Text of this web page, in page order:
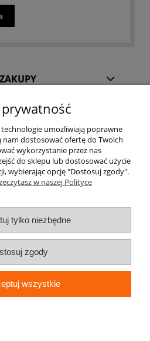
ZAKUPY
POMOC
O NAS
umożliwiają poprawne
nam dostosować ofertę do Twoich
wykorzystanie przez nas
do sklepu lub dostosować użycie
wybierając opcję "Dostosuj zgody".
w naszej Polityce
tylko niezbędne
zgody
wszystkie